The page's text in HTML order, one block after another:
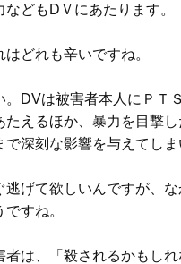
なども D Ｖにあたります。
どれも辛いですね。
DVは被害者本人にＰＴ
たえるほか、暴力を目撃し
で深刻な影響を与えてしま
げて欲しいんですが、な
すね。
は、「殺されるかもしれ